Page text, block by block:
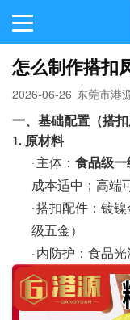
怎么制作搭扣
2026-06-26 东莞市港
一、基础配置（搭扣
1. 原材料
· 主体： 食品级一
成本适中；高端
· 搭扣配件：镀
级五金）
· 内防护：食品光